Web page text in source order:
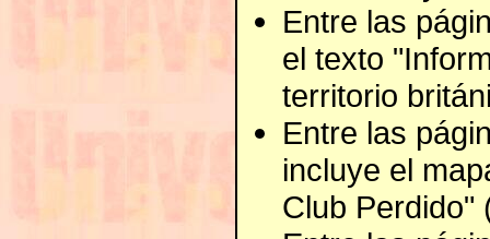
Entre las
el texto
territorio
Entre las
incluye el
Club Perdido"